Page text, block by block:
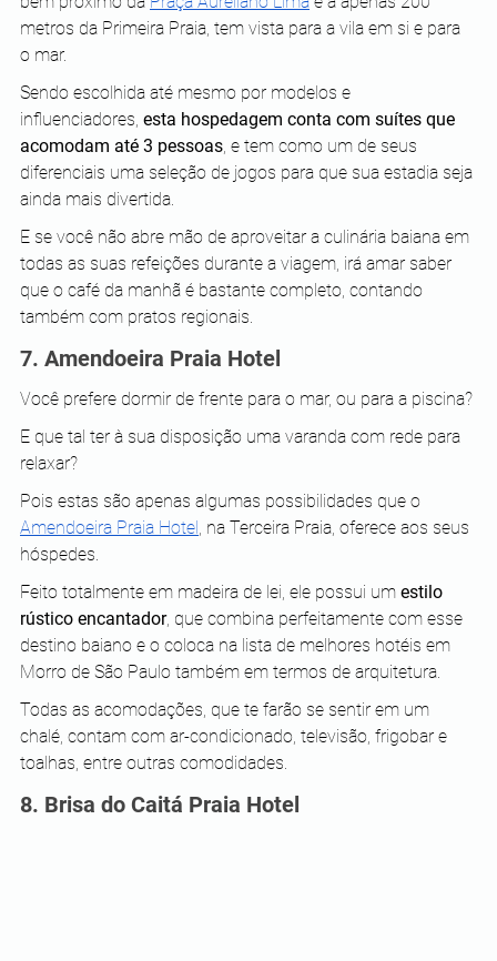
metros da Primeira Praia, tem vista para a vila em si e para
o mar.
Sendo escolhida até mesmo por modelos e
influenciadores, esta hospedagem conta com suítes que
acomodam até 3 pessoas, e tem como um de seus
diferenciais uma seleção de jogos para que sua estadia seja
ainda mais divertida.
E se você não abre mão de aproveitar a culinária baiana em
todas as suas refeições durante a viagem, irá amar saber
que o café da manhã é bastante completo, contando
também com pratos regionais.
7. Amendoeira Praia Hotel
Você prefere dormir de frente para o mar, ou para a piscina?
E que tal ter à sua disposição uma varanda com rede para
relaxar?
Pois estas são apenas algumas possibilidades que o
Amendoeira Praia Hotel , na Terceira Praia, oferece aos seus
hóspedes.
Feito totalmente em madeira de lei, ele possui um estilo
rústico encantador, que combina perfeitamente com esse
destino baiano e o coloca na lista de melhores hotéis em
Morro de São Paulo também em termos de arquitetura.
Todas as acomodações, que te farão se sentir em um
chalé, contam com ar-condicionado, televisão, frigobar e
toalhas, entre outras comodidades.
8. Brisa do Caitá Praia Hotel